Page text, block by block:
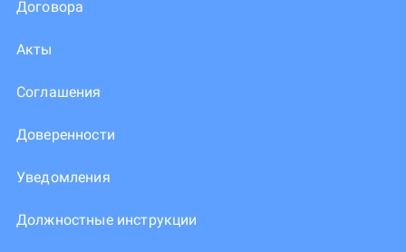
Договора
Акты
Соглашения
Доверенности
Уведомления
Должностные инструкции